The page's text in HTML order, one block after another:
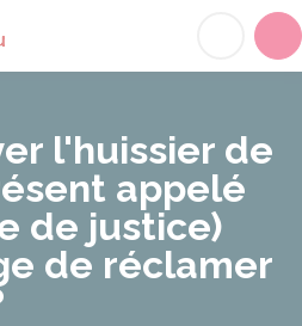
l'huissier de
appelé
de justice)
de réclamer